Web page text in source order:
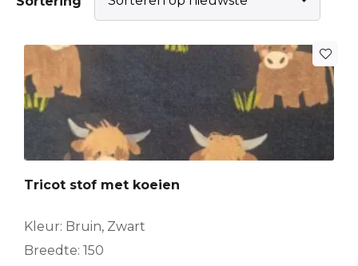
Tricot stof met koeien
Kleur: Bruin, Zwart
Breedte: 150